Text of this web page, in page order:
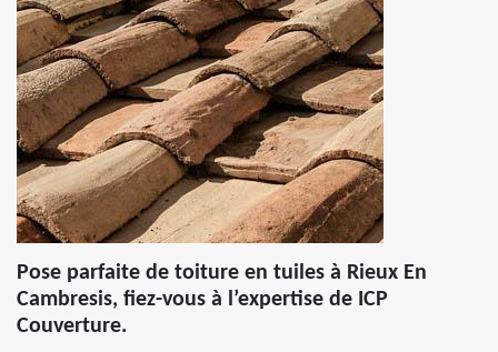
Pose parfaite de toiture en tuiles à Rieux En
Cambresis, fiez-vous à l’expertise de ICP
Couverture.